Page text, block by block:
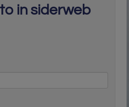
in siderweb